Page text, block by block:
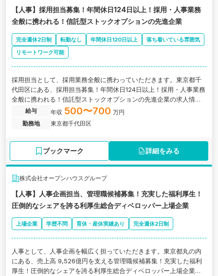
【人事】採用担当募集！年間休日124日以上！採用・人事業務
全般に携われる！信託型ストックオプションの先進企業
完全週休2日制 転勤なし 年間休日120日以上
落ち着いている雰囲気
リモートワーク可能
採用担当として、採用業務全般に携わっていただきます。東京都千
代田区にある、採用担当募集！年間休日124日以上！採用・人事業務
全般に携われる！信託型ストックオプションの先進企業の求人情
給与 年収 500〜700 万円
勤務地
東京都千代田区
ブックマーク 詳細をみる
株式会社オープンハウスグループ
【人事】人事企画担当、管理職候補募集！充実した福利厚生！
圧倒的なシェアを誇る利厚生総合ディベロッパー上場企業
上場企業 学歴不問 育休・産休実績あり 完全週休2日制
人事として、人事企画を幅広く担っていただきます。東京都丸の内
にある、売上高 9,526億円を支える管理職候補募集！充実した福利
厚生！圧倒的なシェアを誇る利厚生総合ディベロッパー上場企業の